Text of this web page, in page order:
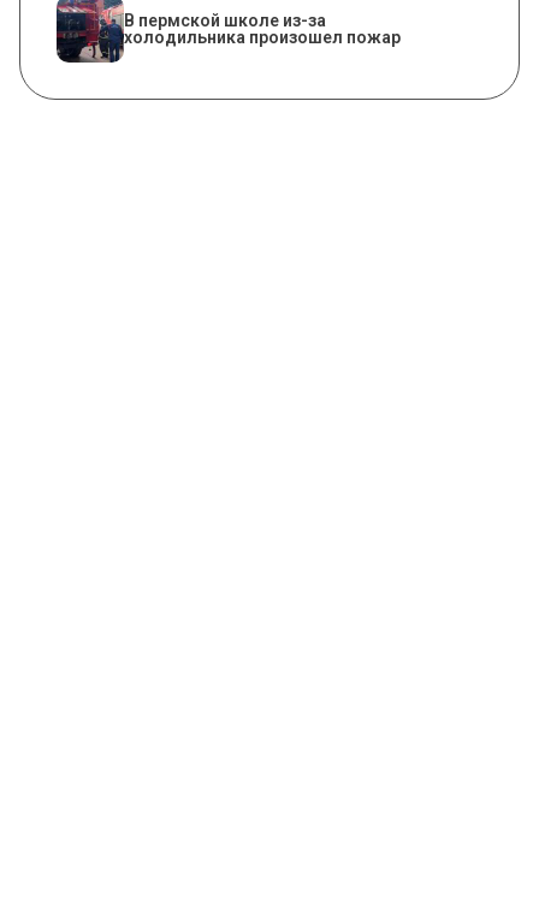
​В пермской школе из-за
холодильника произошел пожар